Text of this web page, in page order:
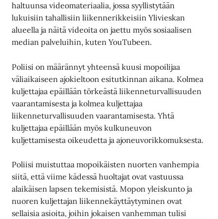
haltuunsa videomateriaalia, jossa syyllistytään
lukuisiin tahallisiin liikennerikkeisiin Ylivieskan
alueella ja näitä videoita on jaettu myös sosiaalisen
median palveluihin, kuten YouTubeen.
Poliisi on määrännyt yhteensä kuusi mopoilijaa
väliaikaiseen ajokieltoon esitutkinnan aikana. Kolmea
kuljettajaa epäillään törkeästä liikenneturvallisuuden
vaarantamisesta ja kolmea kuljettajaa
liikenneturvallisuuden vaarantamisesta. Yhtä
kuljettajaa epäillään myös kulkuneuvon
kuljettamisesta oikeudetta ja ajoneuvorikkomuksesta.
Poliisi muistuttaa mopoikäisten nuorten vanhempia
siitä, että viime kädessä huoltajat ovat vastuussa
alaikäisen lapsen tekemisistä. Mopon yleiskunto ja
nuoren kuljettajan liikennekäyttäytyminen ovat
sellaisia asioita, joihin jokaisen vanhemman tulisi